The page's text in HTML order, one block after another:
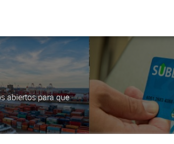
abiertos para que